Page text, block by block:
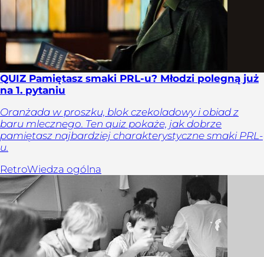
QUIZ Pamiętasz smaki PRL-u? Młodzi polegną już
na 1. pytaniu
Oranżada w proszku, blok czekoladowy i obiad z
baru mlecznego. Ten quiz pokaże, jak dobrze
pamiętasz najbardziej charakterystyczne smaki PRL-
u.
RetroWiedza ogólna